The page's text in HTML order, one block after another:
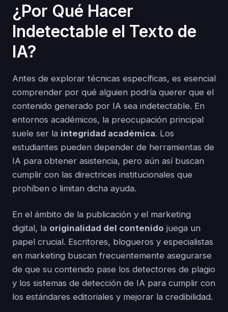
¿Por Qué Hacer
Indetectable el Texto de
IA?
Antes de explorar técnicas específicas, es esencial
comprender por qué alguien podría querer que el
contenido generado por IA sea indetectable. En
entornos académicos, la preocupación principal
suele ser la integridad académica. Los
estudiantes pueden depender de herramientas de
IA para obtener asistencia, pero aún así buscan
cumplir con las directrices institucionales que
prohíben o limitan dicha ayuda.
En el ámbito de la publicación y el marketing
digital, la originalidad del contenido juega un
papel crucial. Escritores, blogueros y especialistas
en marketing buscan frecuentemente asegurarse
de que su contenido pase los detectores de plagio
y los sistemas de detección de IA para cumplir con
los estándares editoriales y mejorar la credibilidad.